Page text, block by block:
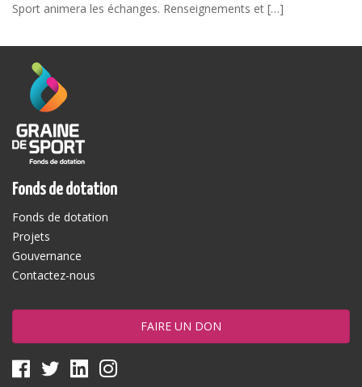
Sport animera les échanges. Renseignements et […]
Fonds de dotation
Fonds de dotation
Projets
Gouvernance
Contactez-nous
FAIRE UN DON